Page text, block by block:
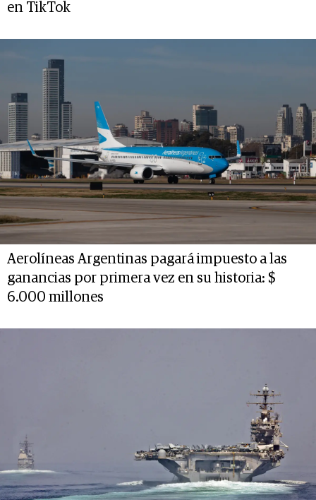
en TikTok
Aerolíneas Argentinas pagará impuesto a las
ganancias por primera vez en su historia: $
6.000 millones